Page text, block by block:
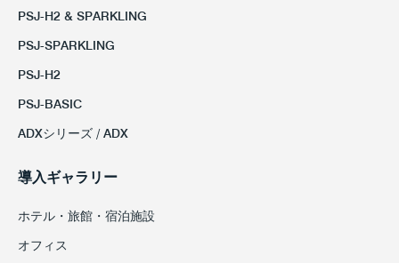
PSJ-H2 & SPARKLING
PSJ-SPARKLING
PSJ-H2
PSJ-BASIC
ADXシリーズ / ADX
導入ギャラリー
ホテル・旅館・宿泊施設
オフィス